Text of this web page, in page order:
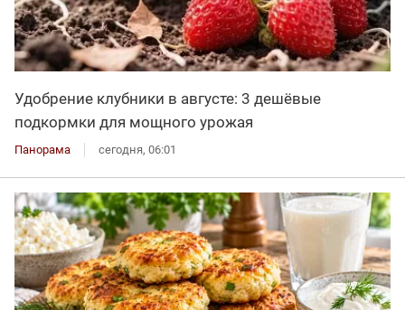
Удобрение клубники в августе: 3 дешёвые
подкормки для мощного урожая
Панорама сегодня, 06:01